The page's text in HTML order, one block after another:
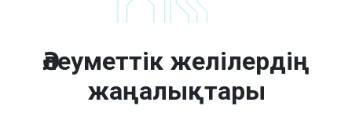
Әлеуметтік желілердің
жаңалықтары